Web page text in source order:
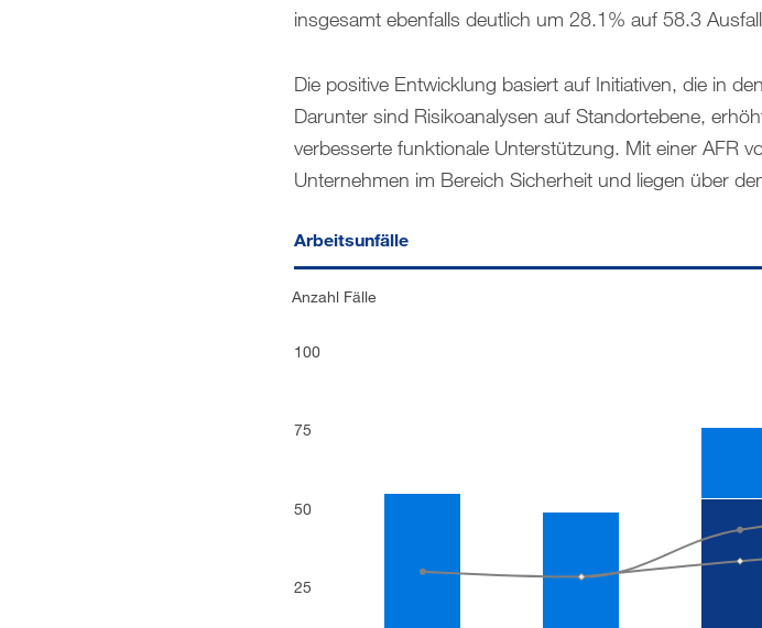
insgesamt ebenfalls deutlich um 28.1% auf 58.3
Die positive Entwicklung basiert auf Initiativen, die in
Darunter sind Risikoanalysen auf Standortebene,
verbesserte funktionale Unterstützung. Mit einer AFR
Unternehmen im Bereich Sicherheit und liegen über
Arbeitsunfälle
Anzahl Fälle
25
50
75
100